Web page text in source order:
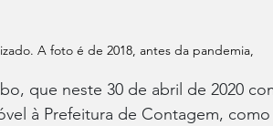
A foto é de 2018, antes da pandemia,
que neste 30 de abril de 2020
à Prefeitura de Contagem,